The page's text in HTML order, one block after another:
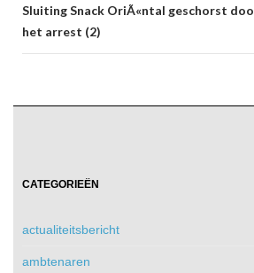
Sluiting Snack OriÃ«ntal geschorst
het arrest (2)
CATEGORIEËN
actualiteitsbericht
ambtenaren